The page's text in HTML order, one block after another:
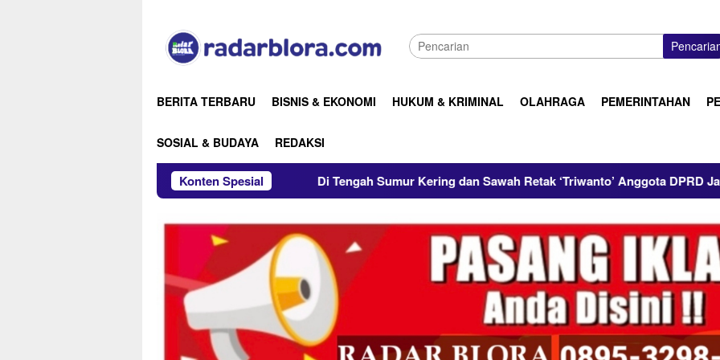
konten
BERITA TERBARU BISNIS & EKONOMI HUKUM & KRIMINAL OLAHRAGA PEMERINTAHAN
SOSIAL & BUDAYA REDAKSI
Konten Spesial
Di Tengah Sumur Kering dan Sawah Retak ‘Triwanto’ Anggota DPRD Jateng Datang Membawa